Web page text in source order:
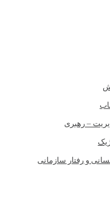
– رهبری
و رفتار سازمانی